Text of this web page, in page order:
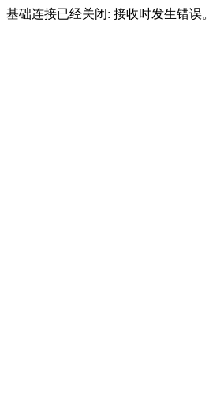
基础连接已经关闭: 接收时发生错误。